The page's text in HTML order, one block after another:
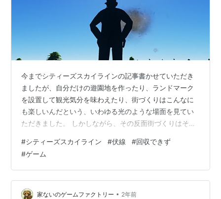
今までシティーズスカイラインの記事書かせていただき
ましたが、自分だけの遊園地を作ったり、ランドマーク
を設置して観光気分を味わえたり、街づくりはこんなに
も楽しいんだという、いわゆる光のような場面を見てい
ただきました。 しかしながら、その反面街づくりはそん
な、胃がむかむかするような、今晩食べようとしてたプ
リンを食べられた時の喪失感のようなもの(例え下手すぎ
やろ)が襲いかかる時もあります。 みなさまこの画像何に
見えますか？ 端っこが焼けたバケットとか、賞味期限が
近いバナナに見えなくもないですが、隕石です。セフィ
#シティーズスカイライン #伏線 #回収できず
#ゲーム
家ないのゲームファクトリー • 2年前